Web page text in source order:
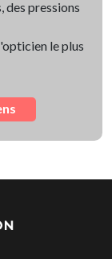
des pressions
le plus